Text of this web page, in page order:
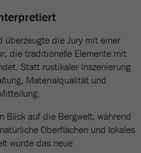
überzeugte die Jury mit einer
die traditionelle Elemente mit
Statt rustikaler Inszenierung
Materialqualität und
Blick auf die Bergwelt, während
Oberflächen und lokales
wurde das neue